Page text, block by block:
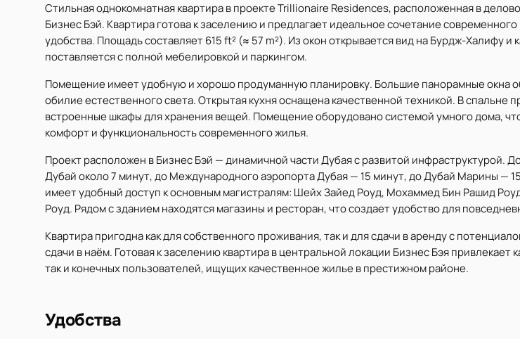
Стильная однокомнатная квартира в проекте Trillionaire Residences, расположенная в
Бизнес Бэй. Квартира готова к заселению и предлагает идеальное сочетание
удобства. Площадь составляет 615 ft² (≈ 57 m²). Из окон открывается вид на Бурдж-Халифу и
поставляется с полной мебелировкой и паркингом.
Помещение имеет удобную и хорошо продуманную планировку. Большие панорамные окна
обилие естественного света. Открытая кухня оснащена качественной техникой. В спальне
встроенные шкафы для хранения вещей. Помещение оборудовано системой умного дома,
комфорт и функциональность современного жилья.
Проект расположен в Бизнес Бэй — динамичной части Дубая с развитой инфраструктурой.
Дубай около 7 минут, до Международного аэропорта Дубая — 15 минут, до Дубай Марины —
имеет удобный доступ к основным магистралям: Шейх Зайед Роуд, Мохаммед Бин Рашид
Роуд. Рядом с зданием находятся магазины и ресторан, что создает удобство для
Квартира пригодна как для собственного проживания, так и для сдачи в аренду с
сдачи в наём. Готовая к заселению квартира в центральной локации Бизнес Бэя привлекает
так и конечных пользователей, ищущих качественное жилье в престижном районе.
Удобства